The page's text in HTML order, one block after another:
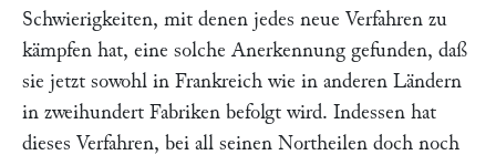
Schwierigkeiten, mit denen jedes neue Verfahren zu
kämpfen hat, eine solche Anerkennung gefunden, daß
sie jetzt sowohl in Frankreich wie in anderen Ländern
in zweihundert Fabriken befolgt wird. Indessen hat
dieses Verfahren, bei all seinen Northeilen doch noch